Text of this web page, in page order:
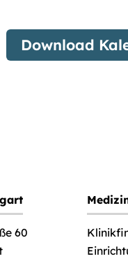
Download
60